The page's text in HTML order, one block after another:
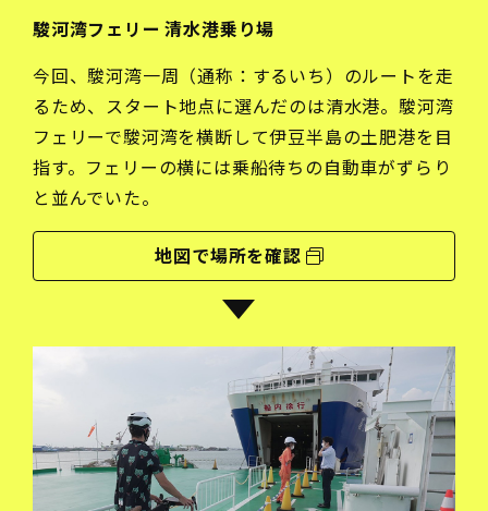
駿河湾フェリー 清水港乗り場
今回、駿河湾一周（通称：するいち）のルートを走
るため、スタート地点に選んだのは清水港。駿河湾
フェリーで駿河湾を横断して伊豆半島の土肥港を目
指す。フェリーの横には乗船待ちの自動車がずらり
と並んでいた。
地図で場所を確認